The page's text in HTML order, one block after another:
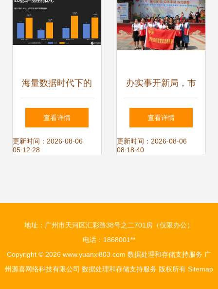
海量数据时代下的
存储之道 西部数据
如何以创新服务应
查看详情
更新时间：2026-08-06
05:12:28
办实事开新局，市
妇联改革出实招 抱
团发力服务社区群
查看详情
更新时间：2026-08-06
08:18:40
地址：广州市天河区汇彩路38号之二701房（仅限办公）
电话：1868001**
Copyright © 2026 www.yuanxi803.com 数据处理和存储支持服务 广
州源喜网络科技有限公司 数据处理和存储支持服务 版权所有 Sitemap